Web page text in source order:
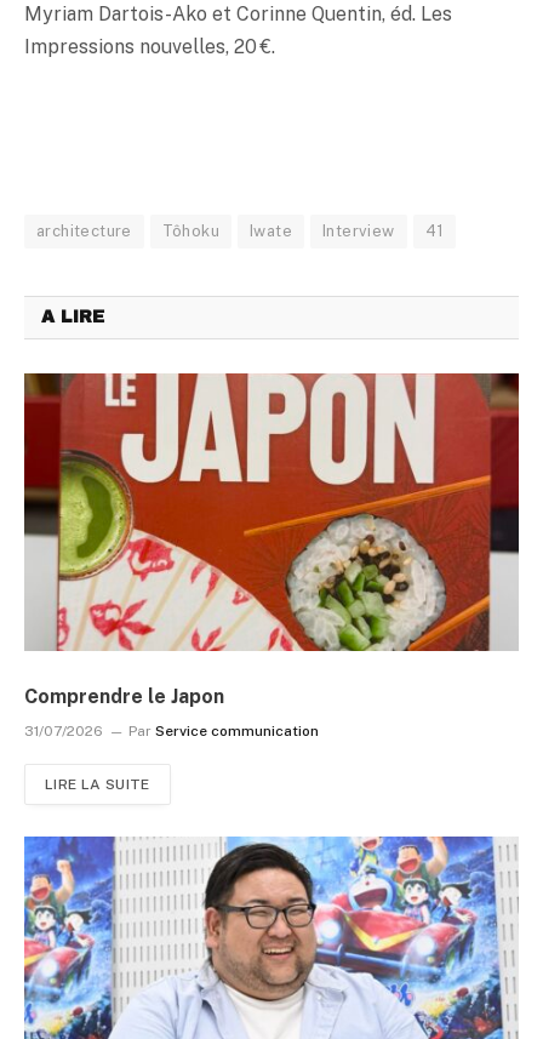
Myriam Dartois-Ako et Corinne Quentin, éd. Les
Impressions nouvelles, 20 €.
architecture Tôhoku Iwate Interview 41
A LIRE
Comprendre le Japon
31/07/2026 Par Service communication
LIRE LA SUITE